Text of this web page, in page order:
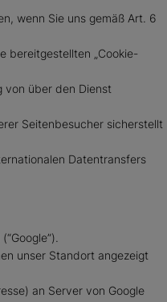
wenn Sie uns gemäß Art. 6
bereitgestellten „Cookie-
von über den Dienst
Seitenbesucher sicherstellt
Datentransfers
unser Standort angezeigt
an Server von Google